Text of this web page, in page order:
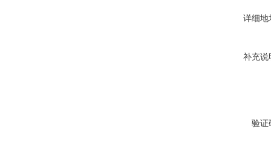
详细地
补充说
验证